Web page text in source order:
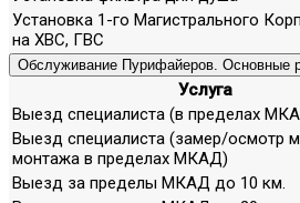
Установка 1-го Магистрального
на ХВС, ГВС
Обслуживание Пурифайеров. Основные
Услуга
Выезд специалиста (в пределах
Выезд специалиста (замер/осмотр
монтажа в пределах МКАД)
Выезд за пределы МКАД до 10 км.